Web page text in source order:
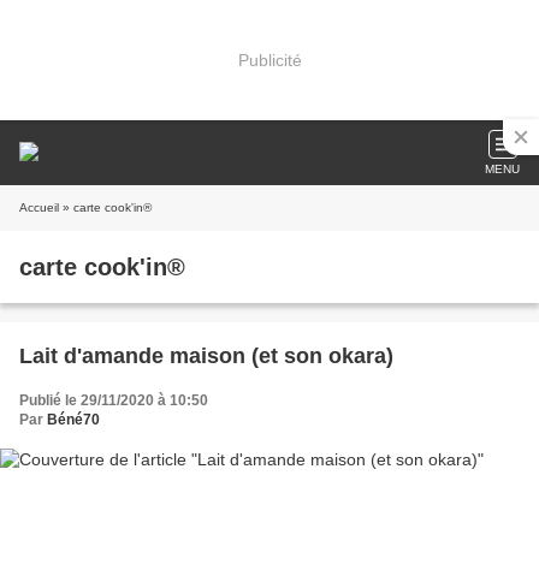
Publicité
MENU
Accueil » carte cook'in®
carte cook'in®
Lait d'amande maison (et son okara)
Publié le 29/11/2020 à 10:50
Par Béné70